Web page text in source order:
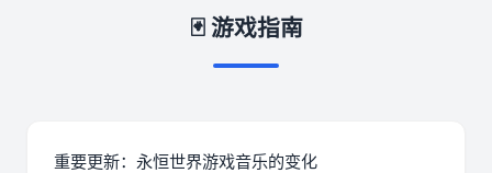
🃏 游戏指南
重要更新：永恒世界游戏音乐的变化